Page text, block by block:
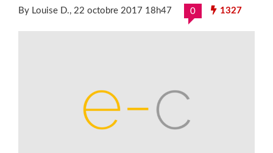
By Louise D., 22 octobre 2017 18h47 0 1327